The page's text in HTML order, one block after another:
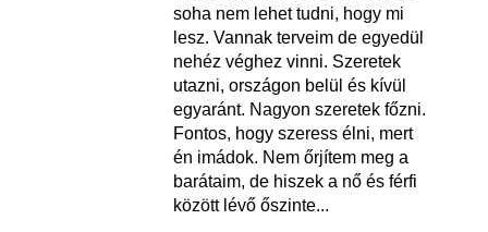
soha nem lehet tudni, hogy mi
lesz. Vannak terveim de egyedül
nehéz véghez vinni. Szeretek
utazni, országon belül és kívül
egyaránt. Nagyon szeretek főzni.
Fontos, hogy szeress élni, mert
én imádok. Nem őrjítem meg a
barátaim, de hiszek a nő és férfi
között lévő őszinte...